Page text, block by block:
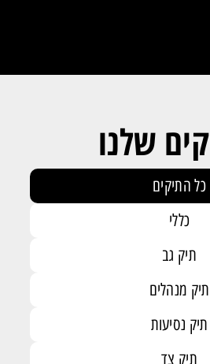
שלנו
כללי
תיק גב
תיק מנהלים
תיק נסיעות
תיק צד
כל התיקים